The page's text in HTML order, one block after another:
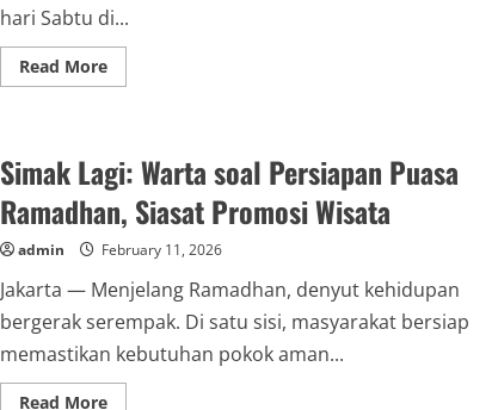
hari Sabtu di...
Read MoreRead
more
Tersedia
di
Sembilan
Lokasi
Ini
Simak Lagi: Warta soal Persiapan Puasa
Ramadhan, Siasat Promosi Wisata
admin February 11, 2026
Jakarta — Menjelang Ramadhan, denyut kehidupan
bergerak serempak. Di satu sisi, masyarakat bersiap
memastikan kebutuhan pokok aman...
Read MoreRead